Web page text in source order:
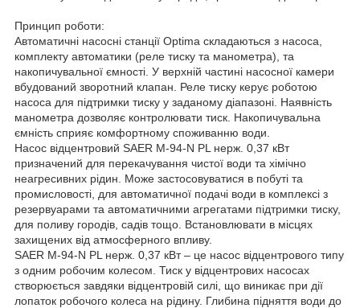
Принцип роботи:
Автоматичні насосні станції Optima складаються з насоса,
комплекту автоматики (реле тиску та манометра), та
накопичувальної ємності. У верхній частині насосної камери
вбудований зворотний клапан. Реле тиску керує роботою
насоса для підтримки тиску у заданому діапазоні. Наявність
манометра дозволяє контролювати тиск. Накопичувальна
ємність сприяє комфортному споживанню води.
Насос відцентровий SAER M-94-N PL нерж. 0,37 кВт
призначений для перекачування чистої води та хімічно
неагресивних рідин. Може застосовуватися в побуті та
промисловості, для автоматичної подачі води в комплексі з
резервуарами та автоматичними агрегатами підтримки тиску,
для поливу городів, садів тощо. Встановлювати в місцях
захищених від атмосферного впливу.
SAER M-94-N PL нерж. 0,37 кВт – це насос відцентрового типу
з одним робочим колесом. Тиск у відцентрових насосах
створюється завдяки відцентровій силі, що виникає при дії
лопаток робочого колеса на рідину. Глибина підняття води до